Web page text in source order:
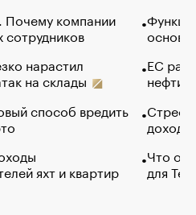
Почему компании
сотрудников
нарастил
на склады
способ вредить
яхт и квартир
основ
ЕС
нефти
Что
для